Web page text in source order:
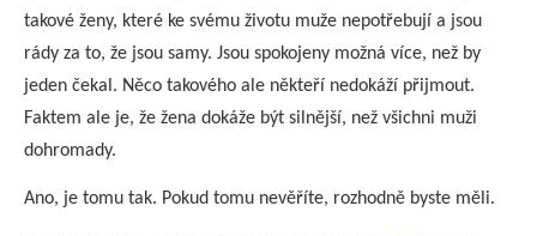
takové ženy, které ke svému životu muže nepotřebují a jsou
rády za to, že jsou samy. Jsou spokojeny možná více, než by
jeden čekal. Něco takového ale někteří nedokáží přijmout.
Faktem ale je, že žena dokáže být silnější, než všichni muži
dohromady.
Ano, je tomu tak. Pokud tomu nevěříte, rozhodně byste měli.